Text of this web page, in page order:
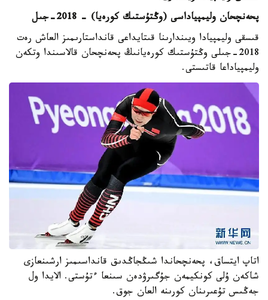
پحەنچحان وليمپياداسى (وڭتۇستىك كورەيا) - 2018-جىل
قىسقى وليمپيادا ويىندارىنا قىتايداعى قانداستارىمىز العاش رەت
2018-جىلى وڭتۇستىك كورەيانىڭ پحەنچحان قالاسىندا وتكەن
وليمپياداعا قاتىستى.
اتاپ ايتساق، پحەنچحاندا شىڭجاڭدىق قانداسىمىز ارشىنعازى
شاكەن ۇلى كونكيمەن جۇگىرۋدەن سىنعا ءتۇستى. الايدا ول
جەڭىس تۇعىرىنان كورىنە العان جوق.